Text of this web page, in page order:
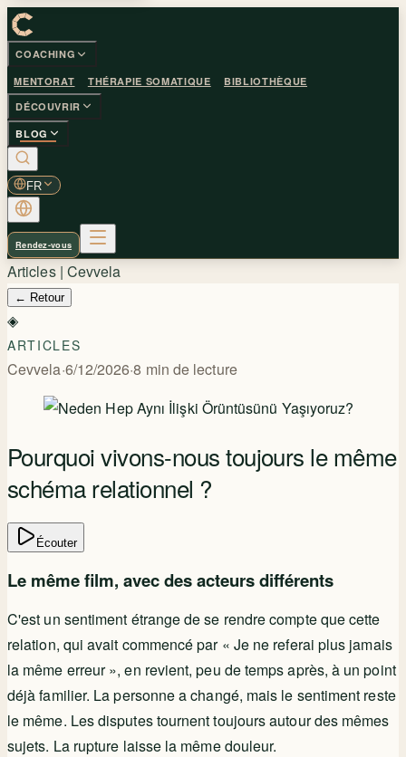
COACHING
MENTORAT THÉRAPIE SOMATIQUE
BIBLIOTHÈQUE
DÉCOUVRIR
BLOG
FR
Rendez-vous
Articles | Cevvela
← Retour
◈
ARTICLES
Cevvela·6/12/2026·8 min de lecture
Pourquoi vivons-nous toujours le même
schéma relationnel ?
Écouter
Le même film, avec des acteurs différents
C'est un sentiment étrange de se rendre compte que cette
relation, qui avait commencé par « Je ne referai plus jamais
la même erreur », en revient, peu de temps après, à un point
déjà familier. La personne a changé, mais le sentiment reste
le même. Les disputes tournent toujours autour des mêmes
sujets. La rupture laisse la même douleur.